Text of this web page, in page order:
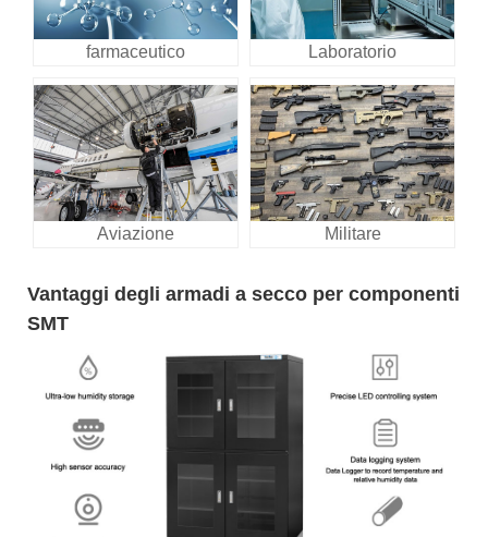
farmaceutico Laboratorio
Aviazione Militare
Vantaggi degli armadi a secco per componenti
SMT